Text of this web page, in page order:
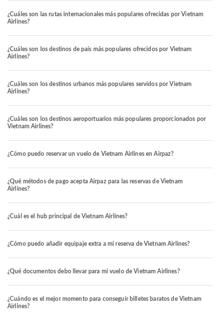
¿Cuáles son las rutas internacionales más populares ofrecidas por Vietnam
Airlines?
¿Cuáles son los destinos de país más populares ofrecidos por Vietnam
Airlines?
¿Cuáles son los destinos urbanos más populares servidos por Vietnam
Airlines?
¿Cuáles son los destinos aeroportuarios más populares proporcionados por
Vietnam Airlines?
¿Cómo puedo reservar un vuelo de Vietnam Airlines en Airpaz?
¿Qué métodos de pago acepta Airpaz para las reservas de Vietnam
Airlines?
¿Cuál es el hub principal de Vietnam Airlines?
¿Cómo puedo añadir equipaje extra a mi reserva de Vietnam Airlines?
¿Qué documentos debo llevar para mi vuelo de Vietnam Airlines?
¿Cuándo es el mejor momento para conseguir billetes baratos de Vietnam
Airlines?